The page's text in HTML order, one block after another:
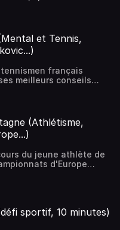
l'iceswim ! Mais
physique. Abonne toi à
et Tennis,
français
meilleurs conseils
souvenirs contre
a également été le
contre le n°8
plus de contenus sur
(Athlétisme,
du jeune athlète de
d'Europe
autre que le
pour le corps,
sportif, 10 minutes)